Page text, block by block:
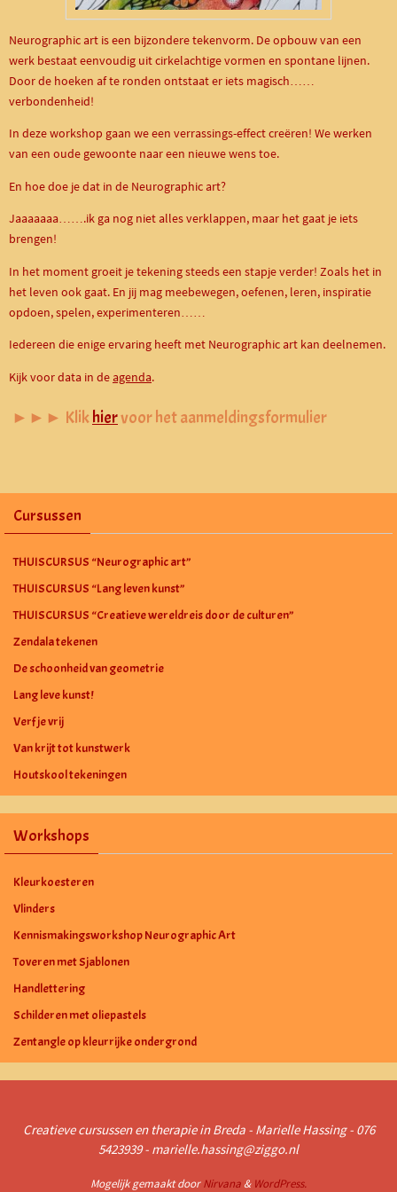
Neurographic art is een bijzondere tekenvorm. De opbouw van een
werk bestaat eenvoudig uit cirkelachtige vormen en spontane lijnen.
Door de hoeken af te ronden ontstaat er iets magisch……
verbondenheid!
In deze workshop gaan we een verrassings-effect creëren! We werken
van een oude gewoonte naar een nieuwe wens toe.
En hoe doe je dat in de Neurographic art?
Jaaaaaaa…….ik ga nog niet alles verklappen, maar het gaat je iets
brengen!
In het moment groeit je tekening steeds een stapje verder! Zoals het in
het leven ook gaat. En jij mag meebewegen, oefenen, leren, inspiratie
opdoen, spelen, experimenteren……
Iedereen die enige ervaring heeft met Neurographic art kan deelnemen.
Kijk voor data in deagenda.
►►► Klikhiervoor het aanmeldingsformulier
Cursussen
THUISCURSUS “Neurographic art”
THUISCURSUS “Lang leven kunst”
THUISCURSUS “Creatieve wereldreis door de culturen”
Zendala tekenen
De schoonheid van geometrie
Lang leve kunst!
Verf je vrij
Van krijt tot kunstwerk
Houtskool tekeningen
Workshops
Kleurkoesteren
Vlinders
Kennismakingsworkshop Neurographic Art
Toveren met Sjablonen
Handlettering
Schilderen met oliepastels
Zentangle op kleurrijke ondergrond
Creatieve cursussen en therapie in Breda - Marielle Hassing - 076
5423939 - marielle.hassing@ziggo.nl
Mogelijk gemaakt doorNirvana & WordPress.